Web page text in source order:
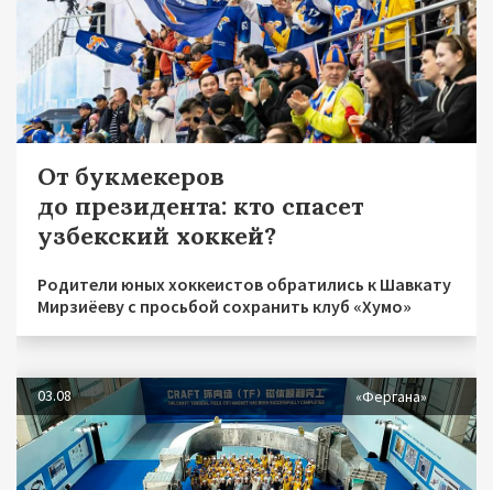
От букмекеров
до президента: кто спасет
узбекский хоккей?
Родители юных хоккеистов обратились к Шавкату
Мирзиёеву с просьбой сохранить клуб «Хумо»
03.08 «Фергана»